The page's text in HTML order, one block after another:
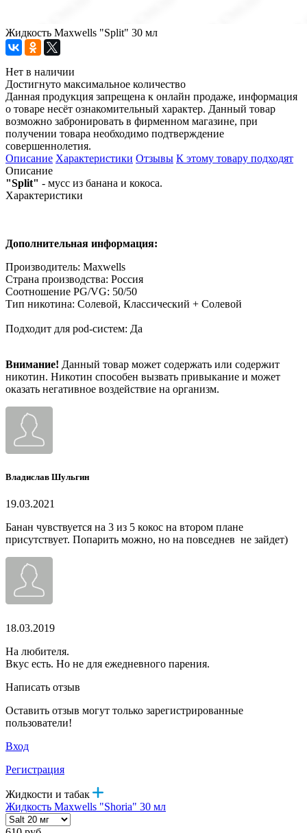
Жидкость Maxwells "Split" 30 мл
Нет в наличии
Достигнуто максимальное количество
Данная продукция запрещена к онлайн продаже, информация
о товаре несёт ознакомительный характер. Данный товар
возможно забронировать в фирменном магазине, при
получении товара необходимо подтверждение
совершеннолетия.
Описание Характеристики Отзывы К этому товару подходят
Описание
"Split" - мусс из банана и кокоса.
Характеристики
Дополнительная информация:
Производитель: Maxwells
Страна производства: Россия
Соотношение PG/VG: 50/50
Тип никотина: Солевой, Классический + Солевой
Подходит для pod-систем: Да
Внимание! Данный товар может содержать или содержит
никотин. Никотин способен вызвать привыкание и может
оказать негативное воздействие на организм.
Владислав Шульгин
19.03.2021
Банан чувствуется на 3 из 5 кокос на втором плане
присутствует. Попарить можно, но на повседнев не зайдет)
18.03.2019
На любителя.
Вкус есть. Но не для ежедневного парения.
Написать отзыв
Оставить отзыв могут только зарегистрированные
пользователи!
Вход
Регистрация
Жидкости и табак
Жидкость Maxwells "Shoria" 30 мл